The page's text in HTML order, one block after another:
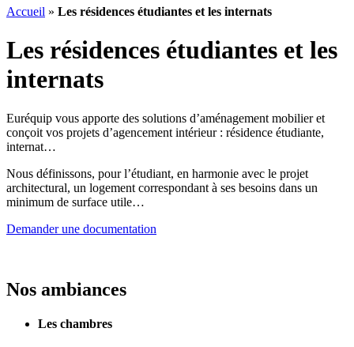
Accueil » Les résidences étudiantes et les internats
Les résidences étudiantes et les
internats
Euréquip vous apporte des solutions d’aménagement mobilier et
conçoit vos projets d’agencement intérieur : résidence étudiante,
internat…
Nous définissons, pour l’étudiant, en harmonie avec le projet
architectural, un logement correspondant à ses besoins dans un
minimum de surface utile…
Demander une documentation
Nos ambiances
Les chambres